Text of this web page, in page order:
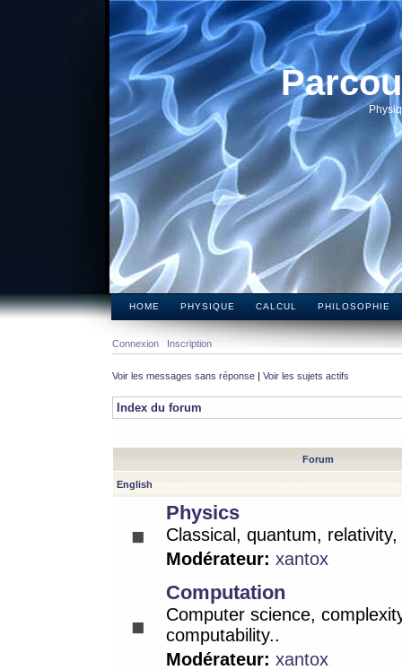
HOME PHYSIQUE CALCUL PHILOSOPHIE
Connexion Inscription
Voir les messages sans réponse | Voir les sujets actifs
Index du forum
Forum
English
Physics
Classical, quantum,
Modérateur: xantox
Computation
Computer science,
computability..
Modérateur: xantox